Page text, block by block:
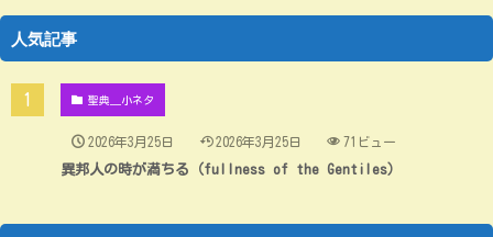
人気記事
聖典＿小ネタ
2026年3月25日 2026年3月25日 71ビュー
異邦人の時が満ちる（fullness of the Gentiles）